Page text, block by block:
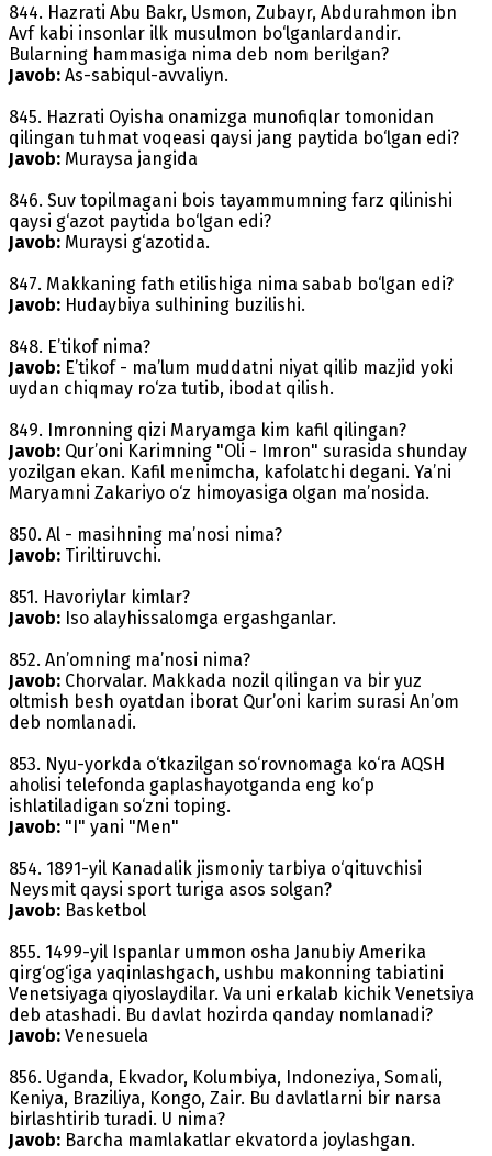
844. Hazrati Abu Bakr, Usmon, Zubayr, Abdurahmon ibn
Avf kabi insonlar ilk musulmon bo‘lganlardandir.
Bularning hammasiga nima deb nom berilgan?
Javob: As-sabiqul-avvaliyn.
845. Hazrati Oyisha onamizga munofiqlar tomonidan
qilingan tuhmat voqeasi qaysi jang paytida bo‘lgan edi?
Javob: Muraysa jangida
846. Suv topilmagani bois tayammumning farz qilinishi
qaysi g‘azot paytida bo‘lgan edi?
Javob: Muraysi g‘azotida.
847. Makkaning fath etilishiga nima sabab bo‘lgan edi?
Javob: Hudaybiya sulhining buzilishi.
848. E’tikof nima?
Javob: E’tikof - ma’lum muddatni niyat qilib mazjid yoki
uydan chiqmay ro‘za tutib, ibodat qilish.
849. Imronning qizi Maryamga kim kafil qilingan?
Javob: Qur’oni Karimning "Oli - Imron" surasida shunday
yozilgan ekan. Kafil menimcha, kafolatchi degani. Ya’ni
Maryamni Zakariyo o‘z himoyasiga olgan ma’nosida.
850. Al - masihning ma’nosi nima?
Javob: Tiriltiruvchi.
851. Havoriylar kimlar?
Javob: Iso alayhissalomga ergashganlar.
852. An’omning ma’nosi nima?
Javob: Chorvalar. Makkada nozil qilingan va bir yuz
oltmish besh oyatdan iborat Qur’oni karim surasi An’om
deb nomlanadi.
853. Nyu-yorkda o‘tkazilgan so‘rovnomaga ko‘ra AQSH
aholisi telefonda gaplashayotganda eng ko‘p
ishlatiladigan so‘zni toping.
Javob: "I" yani "Men"
854. 1891-yil Kanadalik jismoniy tarbiya o‘qituvchisi
Neysmit qaysi sport turiga asos solgan?
Javob: Basketbol
855. 1499-yil Ispanlar ummon osha Janubiy Amerika
qirg‘og‘iga yaqinlashgach, ushbu makonning tabiatini
Venetsiyaga qiyoslaydilar. Va uni erkalab kichik Venetsiya
deb atashadi. Bu davlat hozirda qanday nomlanadi?
Javob: Venesuela
856. Uganda, Ekvador, Kolumbiya, Indoneziya, Somali,
Keniya, Braziliya, Kongo, Zair. Bu davlatlarni bir narsa
birlashtirib turadi. U nima?
Javob: Barcha mamlakatlar ekvatorda joylashgan.